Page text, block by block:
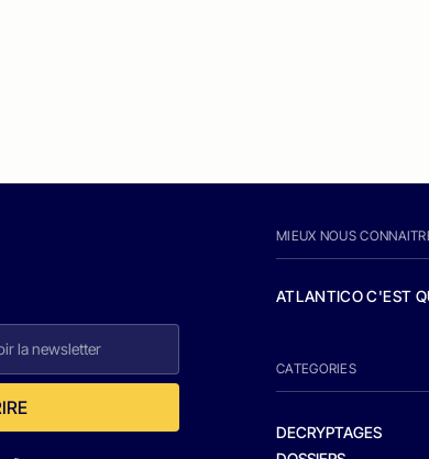
MIEUX NOUS
ATLANTICO C'EST
CATEGORIES
DECRYPTAGES